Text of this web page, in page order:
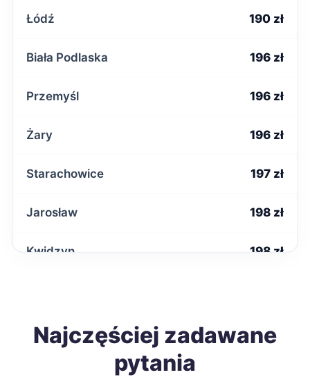
Łódź 190 zł
Biała Podlaska 196 zł
Przemyśl 196 zł
Żary 196 zł
Starachowice 197 zł
Jarosław 198 zł
Kwidzyn 198 zł
Nowa Sól 198 zł
Najczęściej zadawane
pytania